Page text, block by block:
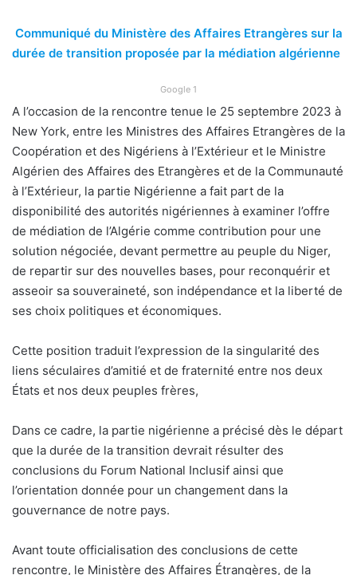
Communiqué du Ministère des Affaires Etrangères sur la
durée de transition proposée par la médiation algérienne
Google 1
A l’occasion de la rencontre tenue le 25 septembre 2023 à
New York, entre les Ministres des Affaires Etrangères de la
Coopération et des Nigériens à l’Extérieur et le Ministre
Algérien des Affaires des Etrangères et de la Communauté
à l’Extérieur, la partie Nigérienne a fait part de la
disponibilité des autorités nigériennes à examiner l’offre
de médiation de l’Algérie comme contribution pour une
solution négociée, devant permettre au peuple du Niger,
de repartir sur des nouvelles bases, pour reconquérir et
asseoir sa souveraineté, son indépendance et la liberté de
ses choix politiques et économiques.
Cette position traduit l’expression de la singularité des
liens séculaires d’amitié et de fraternité entre nos deux
États et nos deux peuples frères,
Dans ce cadre, la partie nigérienne a précisé dès le départ
que la durée de la transition devrait résulter des
conclusions du Forum National Inclusif ainsi que
l’orientation donnée pour un changement dans la
gouvernance de notre pays.
Avant toute officialisation des conclusions de cette
rencontre, le Ministère des Affaires Étrangères, de la